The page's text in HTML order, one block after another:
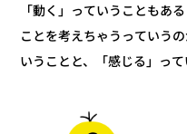
「動く」っていうこともあ
ことを考えちゃうっていう
いうことと、「感じる」って